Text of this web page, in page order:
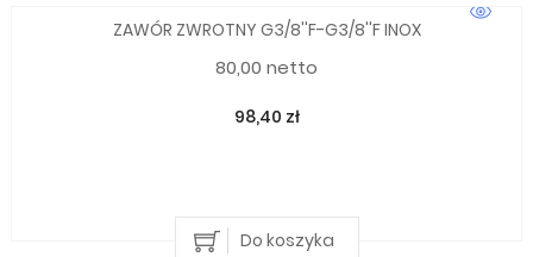
ZAWÓR ZWROTNY G3/8''F-G3/8''F INOX
80,00 netto
98,40 zł
Do koszyka